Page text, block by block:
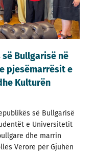
Bullgarisë në
pjesëmarrësit e
Kulturën
së Bullgarisë
e Universitetit
dhe marrin
Verore për Gjuhën